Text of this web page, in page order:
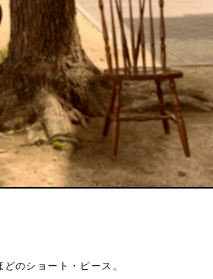
のショート・ピース。